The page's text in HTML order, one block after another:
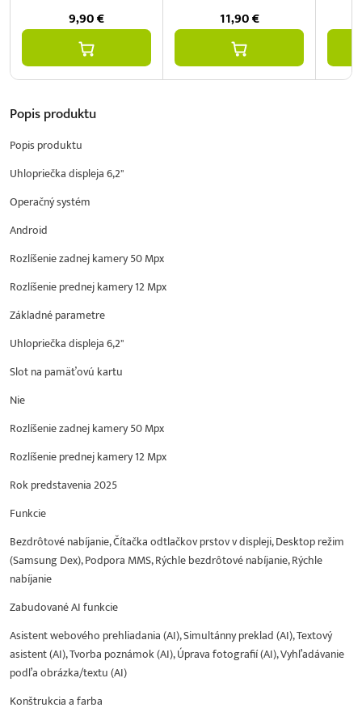
9,90€ 11,90€
Popisproduktu
Popis produktu
Uhlopriečka displeja 6,2"
Operačný systém
Android
Rozlíšenie zadnej kamery 50 Mpx
Rozlíšenie prednej kamery 12 Mpx
Základné parametre
Uhlopriečka displeja 6,2"
Slot na pamäťovú kartu
Nie
Rozlíšenie zadnej kamery 50 Mpx
Rozlíšenie prednej kamery 12 Mpx
Rok predstavenia 2025
Funkcie
Bezdrôtové nabíjanie, Čítačka odtlačkov prstov v displeji, Desktop režim
(Samsung Dex), Podpora MMS, Rýchle bezdrôtové nabíjanie, Rýchle
nabíjanie
Zabudované AI funkcie
Asistent webového prehliadania (AI), Simultánny preklad (AI), Textový
asistent (AI), Tvorba poznámok (AI), Úprava fotografií (AI), Vyhľadávanie
podľa obrázka/textu (AI)
Konštrukcia a farba